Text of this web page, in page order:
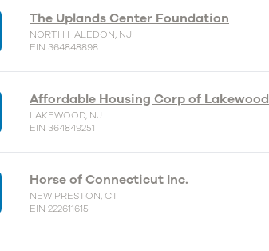
The Uplands Center Foundation
NORTH HALEDON, NJ
EIN 364848898
Affordable Housing Corp of Lakewood
LAKEWOOD, NJ
EIN 364849251
Horse of Connecticut Inc.
NEW PRESTON, CT
EIN 222611615